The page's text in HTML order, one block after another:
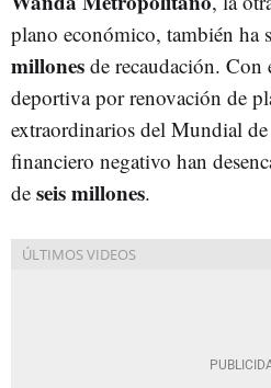
plano económico, también ha
millones de recaudación. Con
deportiva por renovación de
extraordinarios del Mundial
financiero negativo han
de seis millones.